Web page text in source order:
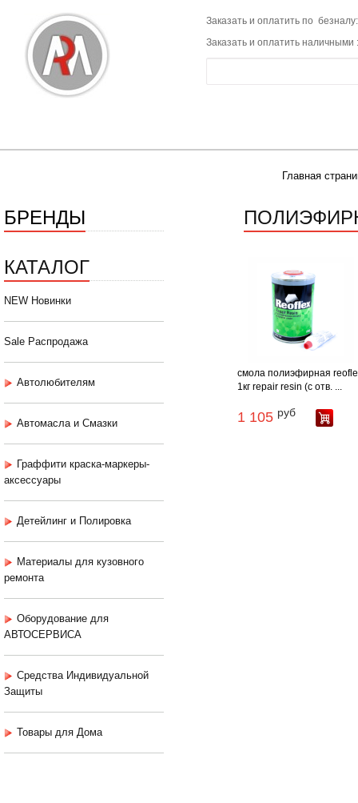
Заказать и оплатить по
Заказать и оплатить наличными
Главная
БРЕНДЫ
КАТАЛОГ
NEW Новинки
Sale Распродажа
Автолюбителям
Автомасла и Смазки
Граффити краска-маркеры-
аксессуары
Детейлинг и Полировка
Материалы для кузовного
ремонта
Оборудование для
АВТОСЕРВИСА
Средства Индивидуальной
Защиты
Товары для Дома
смола полиэфирная
1кг repair resin (с отв. ...
1 105 руб